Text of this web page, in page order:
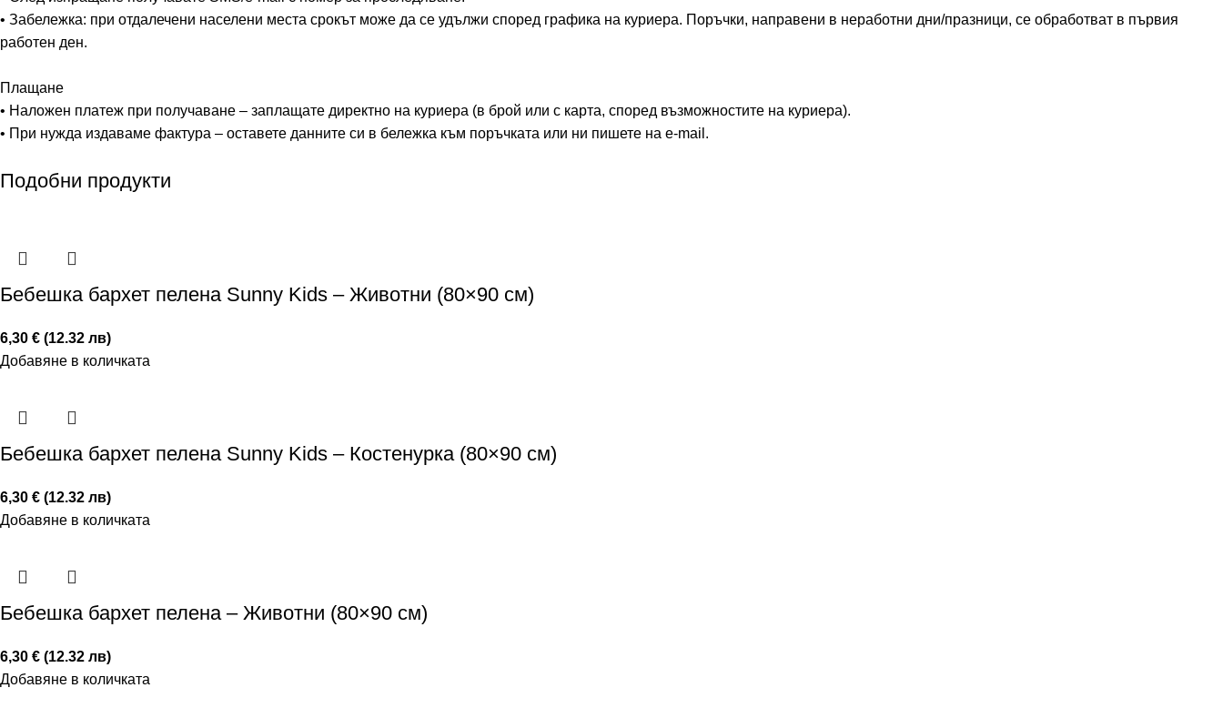
• Забележка: при отдалечени населени места срокът може да се удължи според графика на куриера. Поръчки, направени в неработни дни/празници, се обработват в първия
работен ден.
Плащане
• Наложен платеж при получаване – заплащате директно на куриера (в брой или с карта, според възможностите на куриера).
• При нужда издаваме фактура – оставете данните си в бележка към поръчката или ни пишете на e-mail.
Подобни продукти
Бебешка бархет пелена Sunny Kids – Животни (80×90 см)
6,30 € (12.32 лв)
Добавяне в количката
Бебешка бархет пелена Sunny Kids – Костенурка (80×90 см)
6,30 € (12.32 лв)
Добавяне в количката
Бебешка бархет пелена – Животни (80×90 см)
6,30 € (12.32 лв)
Добавяне в количката